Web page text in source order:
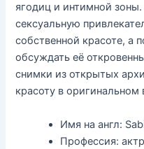
ягодиц и интимной
сексуальную
собственной красоте, а
обсуждать её
снимки из открытых
красоту в оригинальном
Имя на англ:
Профессия: